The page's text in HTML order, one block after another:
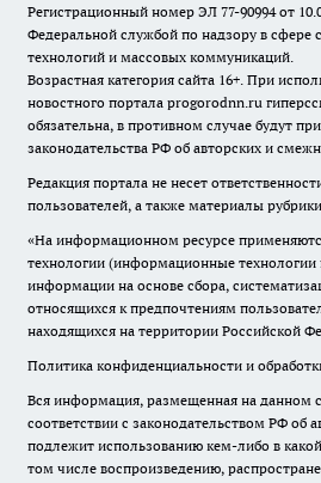
Регистрационный номер ЭЛ 77-90994 от
Федеральной службой по надзору в
технологий и массовых коммуникаций.
Возрастная категория сайта 16+. При
новостного портала progorodnn.ru
обязательна, в противном случае будут
законодательства РФ об авторских и
Редакция портала не несет
пользователей, а также материалы
«На информационном ресурсе
технологии (информационные технологии
информации на основе сбора,
относящихся к предпочтениям
находящихся на территории Российской
Политика конфиденциальности и
Вся информация, размещенная на данном
соответствии с законодательством РФ об
подлежит использованию кем-либо в
том числе воспроизведению,